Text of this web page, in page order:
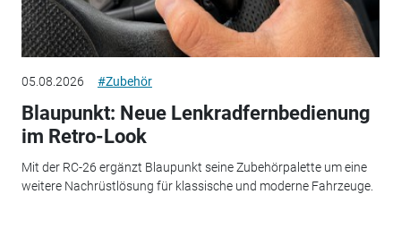
05.08.2026 #Zubehör
Blaupunkt: Neue Lenkradfernbedienung
im Retro-Look
Mit der RC-26 ergänzt Blaupunkt seine Zubehörpalette um eine
weitere Nachrüstlösung für klassische und moderne Fahrzeuge.